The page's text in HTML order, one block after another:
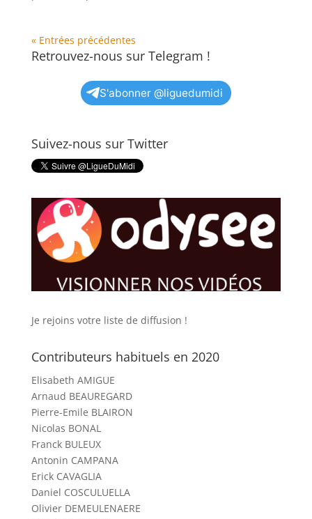
« Entrées précédentes
Retrouvez-nous sur Telegram !
S'abonner @liguedumidi
Suivez-nous sur Twitter
Je rejoins votre liste de diffusion !
Contributeurs habituels en 2020
Elisabeth AMIGUE
Arnaud BEAUREGARD
Pierre-Emile BLAIRON
Nicolas BONAL
Franck BULEUX
Antonin CAMPANA
Erick CAVAGLIA
Daniel COSCULUELLA
Olivier DEMEULENAERE